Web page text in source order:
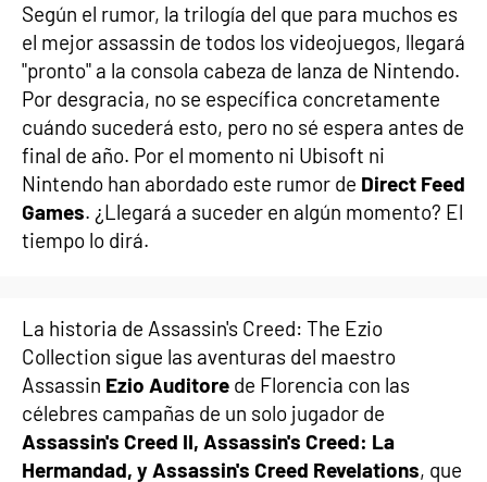
Según el rumor, la trilogía del que para muchos es
el mejor assassin de todos los videojuegos, llegará
"pronto" a la consola cabeza de lanza de Nintendo.
Por desgracia, no se específica concretamente
cuándo sucederá esto, pero no sé espera antes de
final de año. Por el momento ni Ubisoft ni
Nintendo han abordado este rumor de Direct Feed
Games. ¿Llegará a suceder en algún momento? El
tiempo lo dirá.
La historia de Assassin's Creed: The Ezio
Collection sigue las aventuras del maestro
Assassin Ezio Auditore de Florencia con las
célebres campañas de un solo jugador de
Assassin's Creed II, Assassin's Creed: La
Hermandad, y Assassin's Creed Revelations, que